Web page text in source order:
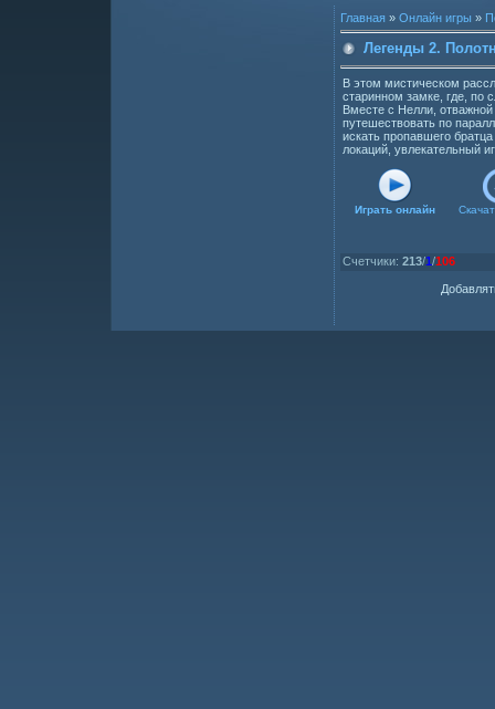
Главная » Онлайн игры »
Легенды 2.
В этом мистическом
старинном замке, где, по
Вместе с Нелли,
путешествовать по
искать пропавшего
локаций, увлекательный
Играть онлайн
Счетчики: 213/1 /106